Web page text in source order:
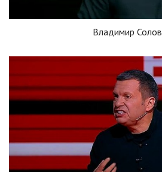
Владимир